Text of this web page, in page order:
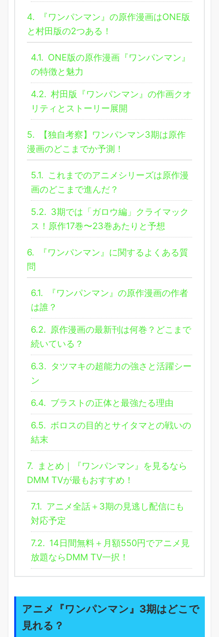
4.
『ワンパンマン』の原作漫画はONE版
と村田版の2つある！
4.1. ONE版の原作漫画『ワンパンマン』
の特徴と魅力
4.2. 村田版『ワンパンマン』の作画クオ
リティとストーリー展開
5.
【独自考察】ワンパンマン3期は原作
漫画のどこまでか予測！
5.1. これまでのアニメシリーズは原作漫
画のどこまで進んだ？
5.2. 3期では「ガロウ編」クライマック
ス！原作17巻〜23巻あたりと予想
6.
『ワンパンマン』に関するよくある質
問
6.1.
『ワンパンマン』の原作漫画の作者
は誰？
6.2. 原作漫画の最新刊は何巻？どこまで
続いている？
6.3. タツマキの超能力の強さと活躍シー
ン
6.4. ブラストの正体と最強たる理由
6.5. ボロスの目的とサイタマとの戦いの
結末
7.
まとめ｜『ワンパンマン』を見るなら
DMM TVが最もおすすめ！
7.1. アニメ全話＋3期の見逃し配信にも
対応予定
7.2. 14日間無料＋月額550円でアニメ見
放題ならDMM TV一択！
アニメ『ワンパンマン』3期はどこで
見れる？